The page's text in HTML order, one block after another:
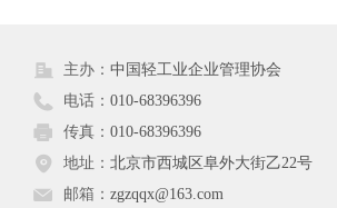
主办： 中国轻工业企业管理协会
电话： 010-68396396
传真： 010-68396396
地址： 北京市西城区阜外大街乙22号
邮箱： zgzqqx@163.com